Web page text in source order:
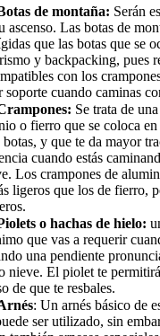
de montaña: Serán
ascenso. Las botas de
que las botas que se
y backpacking, pues
con los
soporte cuando caminas
Se trata de
o fierro que se coloca en
botas, y que te da mayor
cuando estás
Los crampones de
ligeros que los de fierro,
o hachas de hielo:
que vas a requerir
una pendiente
nieve. El piolet te
de que te resbales.
: Un arnés básico de
ser utilizado, sin